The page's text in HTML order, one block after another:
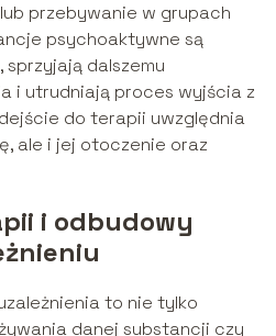
przebywanie w grupach
psychoaktywne są
dalszemu
i utrudniają proces wyjścia z
do terapii uwzględnia
ale i jej otoczenie oraz
i odbudowy
to nie tylko
danej substancji czy